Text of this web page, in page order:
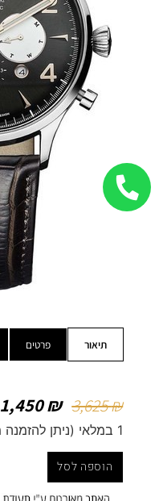
תיאור פרטים
3,625₪
1,450₪
1 במלאי (ניתן להזמנה מוקדמת)
הוספה לסל